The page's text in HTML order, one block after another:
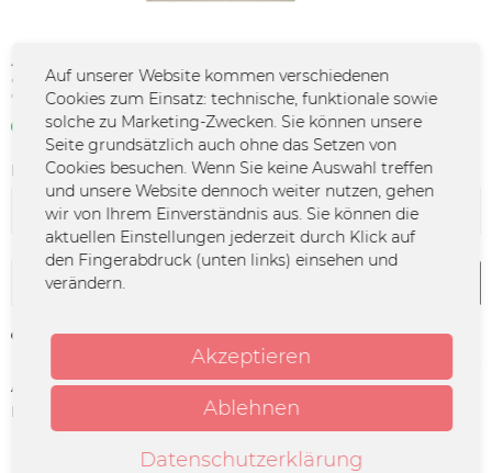
25,00 € *
*inkl. MwSt.zzgl. Versandkosten
Sofort verfügbar | 3 - 4 Werktage
Farbe:
Merken
Artikel-Nr.:
UM-1224
Herstellerinfo:
Blaufuchs | König und Bockelmann
GbR | Moltkestr. 75 | 31135 Hildesheim |
mirko@uncle-m.com
Auf unserer Website kommen verschiedenen
Cookies zum Einsatz: technische, funktionale sowie
solche zu Marketing-Zwecken. Sie können unsere
Seite grundsätzlich auch ohne das Setzen von
Cookies besuchen. Wenn Sie keine Auswahl treffen
und unsere Website dennoch weiter nutzen, gehen
wir von Ihrem Einverständnis aus. Sie können die
aktuellen Einstellungen jederzeit durch Klick auf
den Fingerabdruck (unten links) einsehen und
verändern.
Akzeptieren
Ablehnen
Datenschutzerklärung